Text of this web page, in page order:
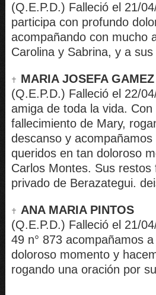
(Q.E.P.D.) Falleció el 21/
participa con profundo
acompañando con mucho
Carolina y Sabrina, y a
MARIA JOSEFA
(Q.E.P.D.) Falleció el 22/
amiga de toda la vida.
fallecimiento de Mary,
descanso y
queridos en tan doloroso
Carlos Montes. Sus
privado de Berazategui.
ANA MARIA PINTOS
(Q.E.P.D.) Falleció el 21/
49 n° 873 acompañamos
doloroso momento y
rogando una oración por